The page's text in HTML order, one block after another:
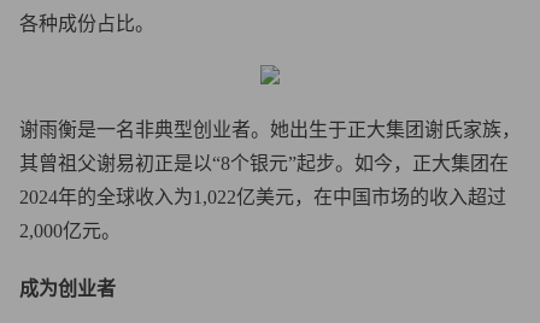
各种成份占比。
谢雨衡是一名非典型创业者。她出生于正大集团谢氏家族，
其曾祖父谢易初正是以“8个银元”起步。如今，正大集团在
2024年的全球收入为1,022亿美元，在中国市场的收入超过
2,000亿元。
成为创业者